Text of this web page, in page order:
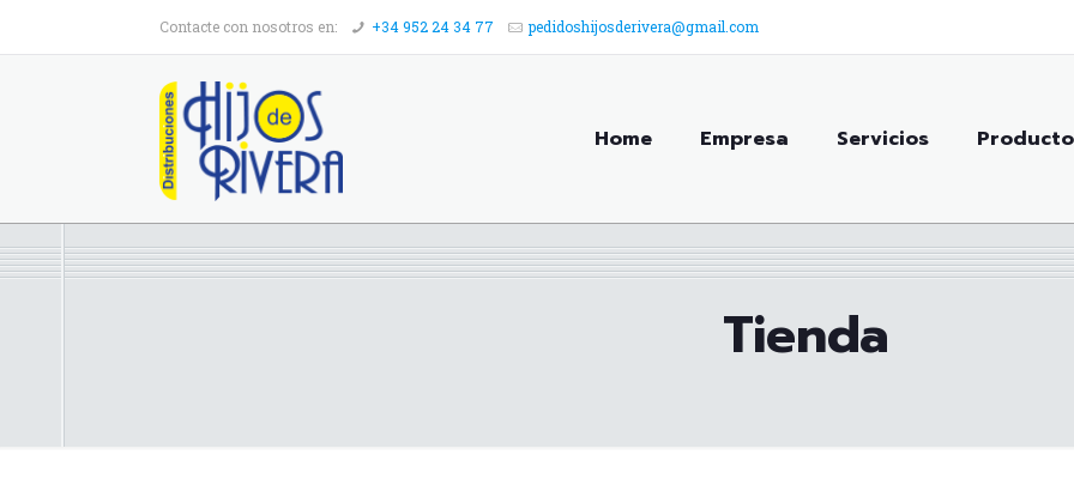
Contacte con nosotros en: +34 952 24 34 77 pedidoshijosderivera@gmail.com
Home Empresa Servicios
Tienda